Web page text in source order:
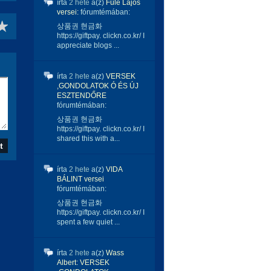
írta 2 hete a(z) Füle Lajos
versei: fórumtémában:
상품권 현금화
https://giftpay. clickn.co.kr/ I
appreciate blogs ...
írta 2 hete a(z) VERSEK
,GONDOLATOK Ó ÉS ÚJ
ESZTENDŐRE
fórumtémában:
상품권 현금화
https://giftpay. clickn.co.kr/ I
shared this with a...
írta 2 hete a(z) VIDA
BÁLINT versei
fórumtémában:
상품권 현금화
https://giftpay. clickn.co.kr/ I
spent a few quiet ...
írta 2 hete a(z) Wass
Albert: VERSEK